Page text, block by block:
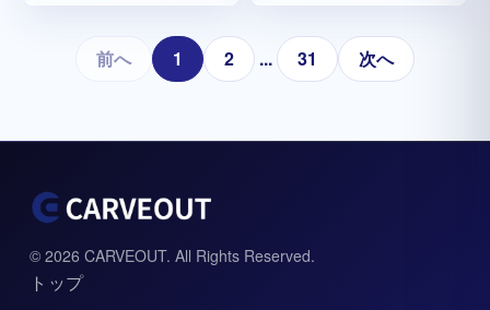
前へ 1 2 ... 31 次へ
© 2026 CARVEOUT. All Rights Reserved.
トップ